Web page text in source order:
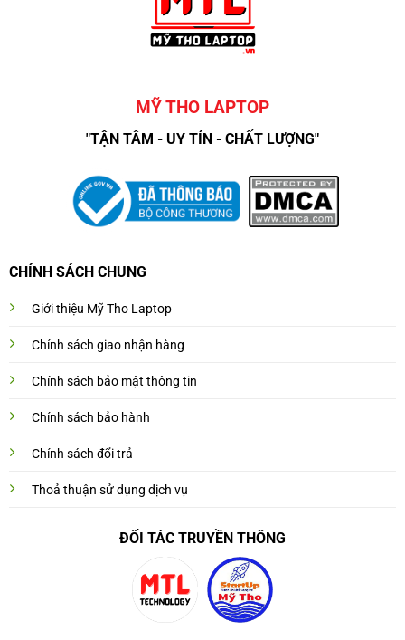
MỸ THO LAPTOP
"TẬN TÂM - UY TÍN - CHẤT LƯỢNG"
CHÍNH SÁCH CHUNG
Giới thiệu Mỹ Tho Laptop
Chính sách giao nhận hàng
Chính sách bảo mật thông tin
Chính sách bảo hành
Chính sách đổi trả
Thoả thuận sử dụng dịch vụ
ĐỐI TÁC TRUYỀN THÔNG